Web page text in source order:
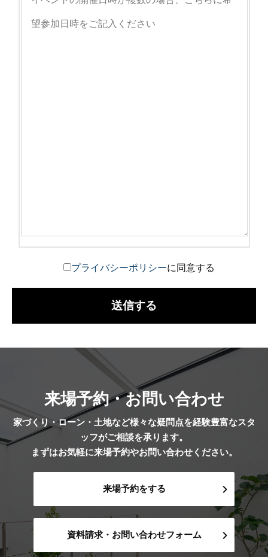
プライバシーポリシーに同意する
来場予約・お問い合わせ
家づくり・ローン・土地など様々な疑問点を経験豊富なスタ
ッフがご相談を承ります。
まずはお気軽に来場予約やお問い合わせください。
来場予約をする
資料請求・お問い合わせフォーム